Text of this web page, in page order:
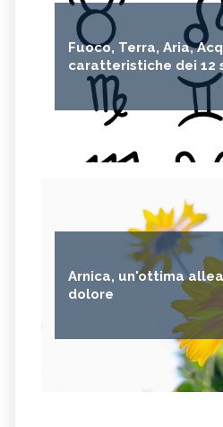
Fuoco, Terra, Aria,
caratteristiche dei 12
Arnica, un'ottima
dolore